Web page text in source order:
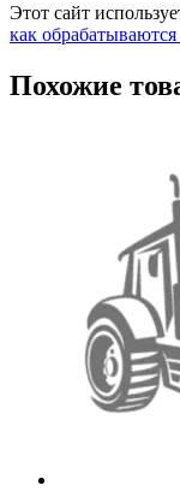
Этот сайт
как
Похожие